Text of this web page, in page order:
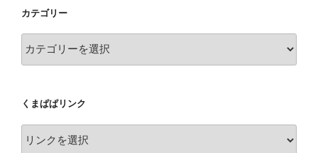
ブ
カテゴリー
テ
ー
くまぱぱリンク